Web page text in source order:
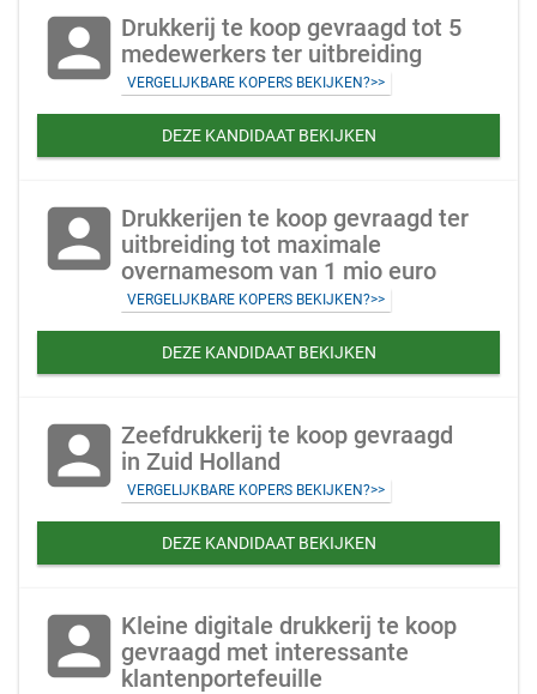
account_box Drukkerij te koop gevraagd tot 5
medewerkers ter uitbreiding
VERGELIJKBARE KOPERS BEKIJKEN?>>
DEZE KANDIDAAT BEKIJKEN
account_box Drukkerijen te koop gevraagd ter
uitbreiding tot maximale
overnamesom van 1 mio euro
VERGELIJKBARE KOPERS BEKIJKEN?>>
DEZE KANDIDAAT BEKIJKEN
account_box Zeefdrukkerij te koop gevraagd
in Zuid Holland
VERGELIJKBARE KOPERS BEKIJKEN?>>
DEZE KANDIDAAT BEKIJKEN
account_box Kleine digitale drukkerij te koop
gevraagd met interessante
klantenportefeuille